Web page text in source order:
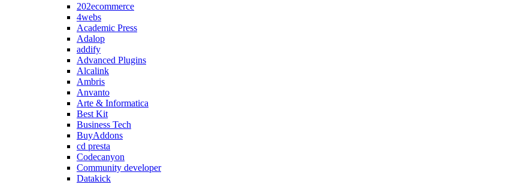
202ecommerce
4webs
Academic Press
Adalop
addify
Advanced Plugins
Alcalink
Ambris
Anvanto
Arte & Informatica
Best Kit
Business Tech
BuyAddons
cd presta
Codecanyon
Community developer
Datakick